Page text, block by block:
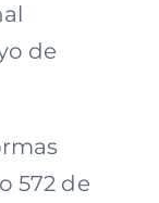
de
572 de